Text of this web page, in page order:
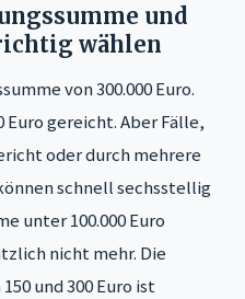
und
wählen
von 300.000 Euro.
Euro gereicht. Aber Fälle,
oder durch mehrere
schnell sechsstellig
unter 100.000 Euro
nicht mehr. Die
und 300 Euro ist